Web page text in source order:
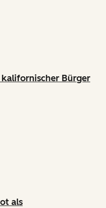
Bürger
als